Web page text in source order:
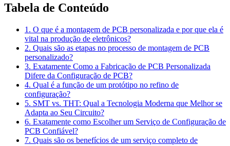
Tabela de Conteúdo
1. O que é a montagem de PCB personalizada e por que ela é
vital na produção de eletrônicos?
2. Quais são as etapas no processo de montagem de PCB
personalizado?
3. Exatamente Como a Fabricação de PCB Personalizada
Difere da Configuração de PCB?
4. Qual é a função de um protótipo no refino de
configuração?
5. SMT vs. THT: Qual a Tecnologia Moderna que Melhor se
Adapta ao Seu Circuito?
6. Exatamente como Escolher um Serviço de Configuração de
PCB Confiável?
7. Quais são os benefícios de um serviço completo de